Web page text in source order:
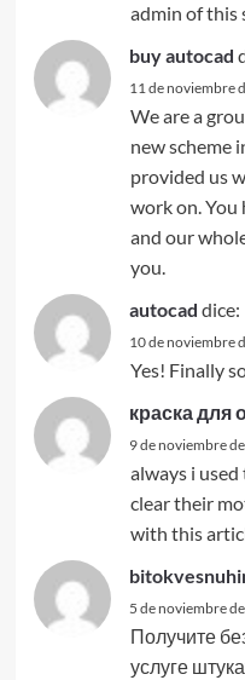
admin of this
buy autocad
11 de noviembre
We are a
new scheme
provided us
work on. You
and our
you.
autocad dice:
10 de noviembre
Yes! Finally
краска для
9 de noviembre
always i
clear their
with this
5 de noviembre
Получите
услуге